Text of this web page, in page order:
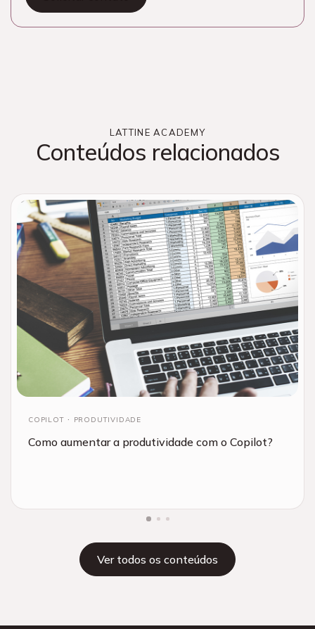
LATTINE ACADEMY
Conteúdos relacionados
COPILOT PRODUTIVIDADE
Como aumentar a produtividade com o Copilot?
Ver todos os conteúdos